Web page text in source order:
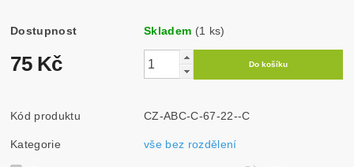
Dostupnost Skladem (1 ks)
75 Kč
Kód produktu CZ-ABC-C-67-22--C
Kategorie vše bez rozdělení